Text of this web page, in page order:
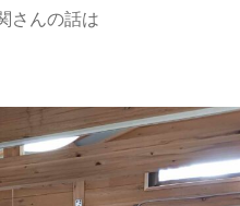
さんの話は